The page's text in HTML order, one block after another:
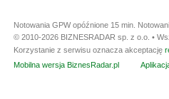
Notowania GPW opóźnione 15 min.
© 2010-2026 BIZNESRADAR sp. z o.o. •
Korzystanie z serwisu oznacza akceptację
Mobilna wersja BiznesRadar.pl